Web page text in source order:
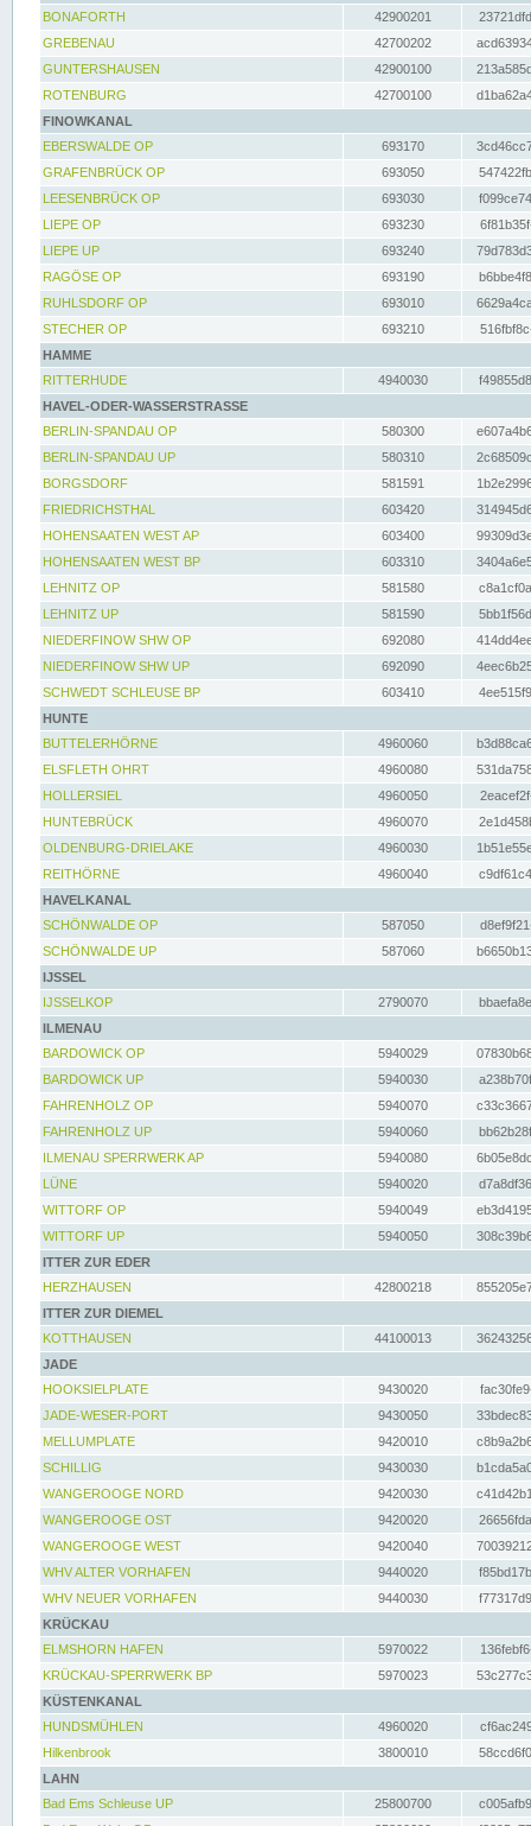
BONAFORTH
42900201
GREBENAU
42700202
GUNTERSHAUSEN
42900100
ROTENBURG
42700100
FINOWKANAL
EBERSWALDE OP
693170
GRAFENBRÜCK OP
693050
LEESENBRÜCK OP
693030
LIEPE OP
693230
LIEPE UP
693240
RAGÖSE OP
693190
RUHLSDORF OP
693010
STECHER OP
693210
HAMME
RITTERHUDE
4940030
HAVEL-ODER-WASSERSTRASSE
BERLIN-SPANDAU OP
580300
BERLIN-SPANDAU UP
580310
BORGSDORF
581591
FRIEDRICHSTHAL
603420
HOHENSAATEN WEST AP
603400
HOHENSAATEN WEST BP
603310
LEHNITZ OP
581580
LEHNITZ UP
581590
NIEDERFINOW SHW OP
692080
NIEDERFINOW SHW UP
692090
SCHWEDT SCHLEUSE BP
603410
HUNTE
BUTTELERHÖRNE
4960060
ELSFLETH OHRT
4960080
HOLLERSIEL
4960050
HUNTEBRÜCK
4960070
OLDENBURG-DRIELAKE
4960030
REITHÖRNE
4960040
HAVELKANAL
SCHÖNWALDE OP
587050
SCHÖNWALDE UP
587060
IJSSEL
IJSSELKOP
2790070
ILMENAU
BARDOWICK OP
5940029
BARDOWICK UP
5940030
FAHRENHOLZ OP
5940070
FAHRENHOLZ UP
5940060
ILMENAU SPERRWERK AP
5940080
LÜNE
5940020
WITTORF OP
5940049
WITTORF UP
5940050
ITTER ZUR EDER
HERZHAUSEN
42800218
ITTER ZUR DIEMEL
KOTTHAUSEN
44100013
JADE
HOOKSIELPLATE
9430020
JADE-WESER-PORT
9430050
MELLUMPLATE
9420010
SCHILLIG
9430030
WANGEROOGE NORD
9420030
WANGEROOGE OST
9420020
WANGEROOGE WEST
9420040
WHV ALTER VORHAFEN
9440020
WHV NEUER VORHAFEN
9440030
KRÜCKAU
ELMSHORN HAFEN
5970022
KRÜCKAU-SPERRWERK BP
5970023
KÜSTENKANAL
HUNDSMÜHLEN
4960020
Hilkenbrook
3800010
LAHN
Bad Ems Schleuse UP
25800700